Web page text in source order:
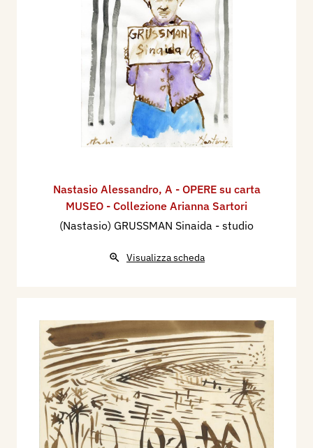
Nastasio Alessandro, A - OPERE su carta
MUSEO - Collezione Arianna Sartori
(Nastasio) GRUSSMAN Sinaida - studio
Visualizza scheda